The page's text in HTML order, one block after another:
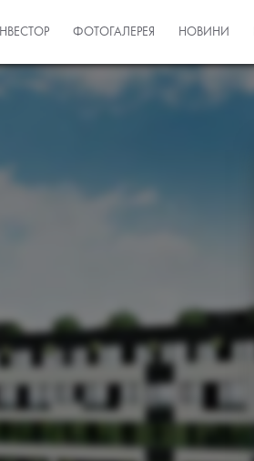
ІНВЕСТОР ФОТОГАЛЕРЕЯ НОВИНИ